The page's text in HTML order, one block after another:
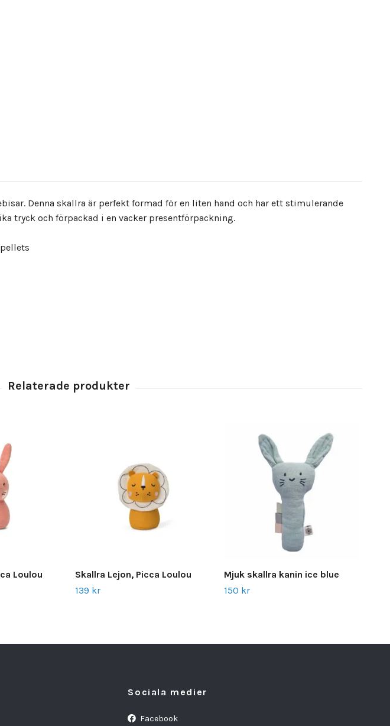
Denna skallra är perfekt formad för en liten hand och har ett stimulerande
tryck och förpackad i en vacker presentförpackning.
Loulou
Skallra Lejon, Picca Loulou
139 kr
Mjuk skallra kanin ice blue
150 kr
Sociala medier
Facebook